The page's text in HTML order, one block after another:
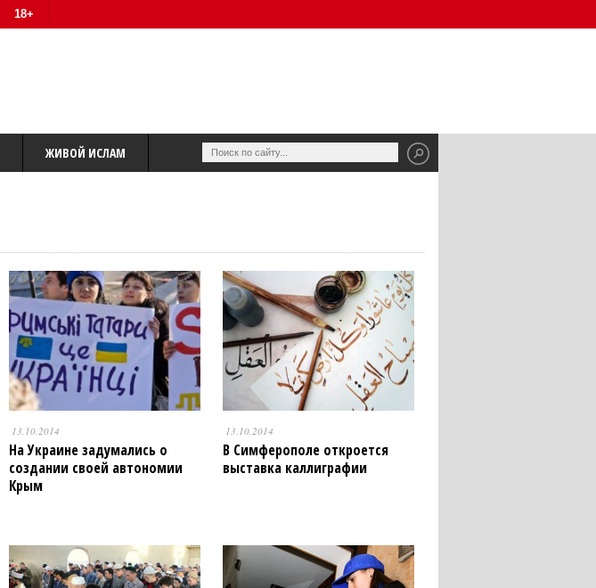
18+
ЖИВОЙ ИСЛАМ
13.10.2014
На Украине задумались о
создании своей автономии
Крым
13.10.2014
В Симферополе откроется
выставка каллиграфии